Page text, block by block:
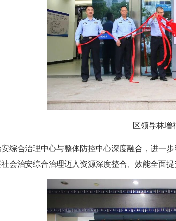
区领导林增祥
合治理中心与整体防控中心深度融合，进一步
会治安综合治理迈入资源深度整合、效能全面提